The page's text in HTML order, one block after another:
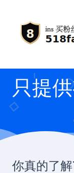
只提
你真的了